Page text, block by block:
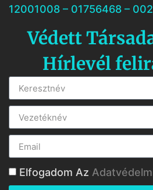
12001008 – 01756468 –
Védett
Hírlevél
Elfogadom Az